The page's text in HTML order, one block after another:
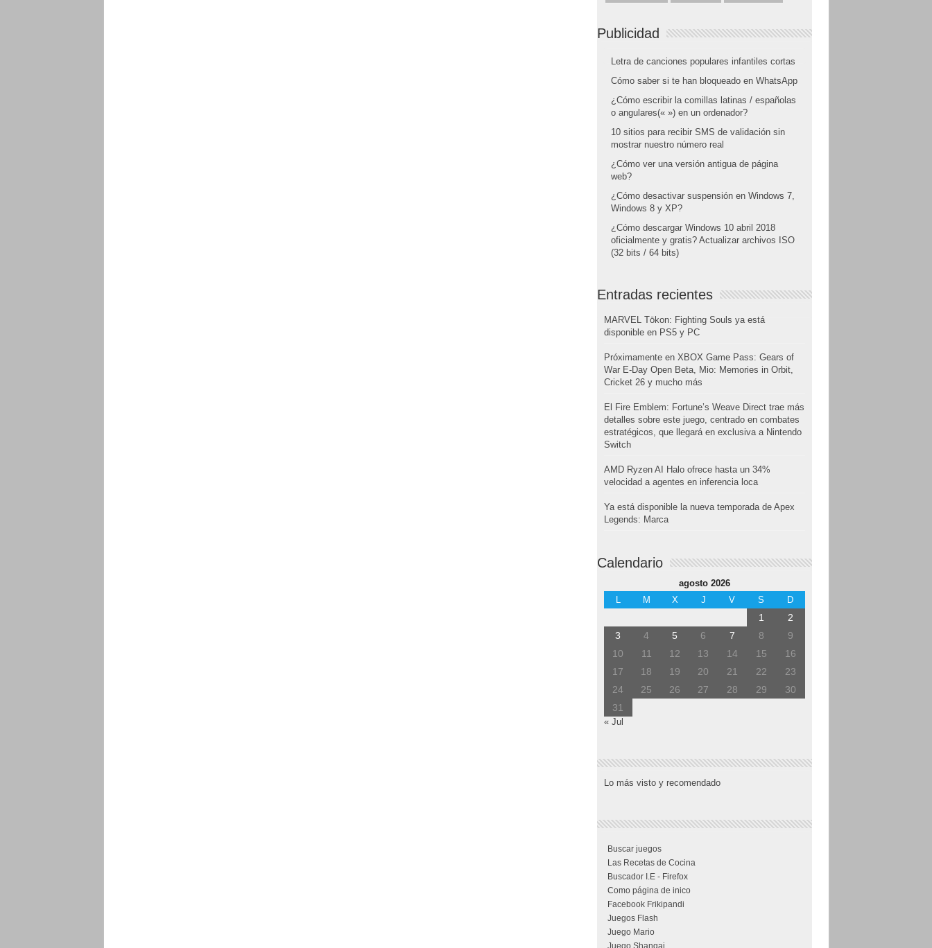
Publicidad
Letra de canciones populares infantiles cortas
Cómo saber si te han bloqueado en WhatsApp
¿Cómo escribir la comillas latinas / españolas
o angulares(« ») en un ordenador?
10 sitios para recibir SMS de validación sin
mostrar nuestro número real
¿Cómo ver una versión antigua de página
web?
¿Cómo desactivar suspensión en Windows 7,
Windows 8 y XP?
¿Cómo descargar Windows 10 abril 2018
oficialmente y gratis? Actualizar archivos ISO
(32 bits / 64 bits)
Entradas recientes
MARVEL Tōkon: Fighting Souls ya está
disponible en PS5 y PC
Próximamente en XBOX Game Pass: Gears of
War E-Day Open Beta, Mio: Memories in Orbit,
Cricket 26 y mucho más
El Fire Emblem: Fortune’s Weave Direct trae más
detalles sobre este juego, centrado en combates
estratégicos, que llegará en exclusiva a Nintendo
Switch
AMD Ryzen AI Halo ofrece hasta un 34%
velocidad a agentes en inferencia loca
Ya está disponible la nueva temporada de Apex
Legends: Marca
Calendario
agosto 2026
L
M X J V S D
1
2
3
4 5 6 7 8
9
10
11 12 13 14 15
16
17
18 19 20 21 22
23
24
25 26 27 28 29
30
31
« Jul
Lo más visto y recomendado
Buscar juegos
Las Recetas de Cocina
Buscador I.E - Firefox
Como página de inico
Facebook Frikipandi
Juegos Flash
Juego Mario
Juego Shangai